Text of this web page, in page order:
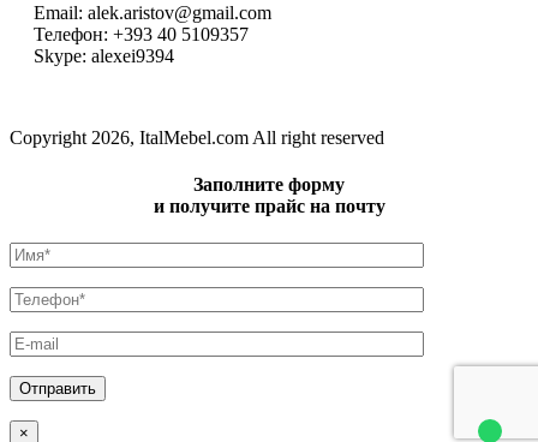
Email: alek.aristov@gmail.com
Телефон: +393 40 5109357
Skype: alexei9394
Copyright 2026, ItalMebel.com All right reserved
Заполните форму
и получите прайс на почту
×